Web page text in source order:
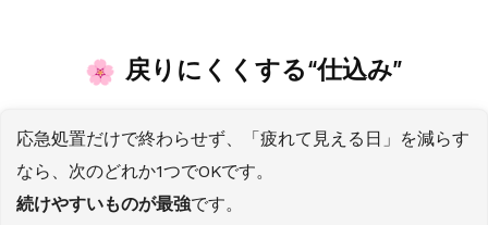
戻りにくくする“仕込み”
応急処置だけで終わらせず、「疲れて見える日」を減らす
なら、次のどれか1つでOKです。
続けやすいものが最強です。